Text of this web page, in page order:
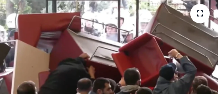
RESMİ REKLAM